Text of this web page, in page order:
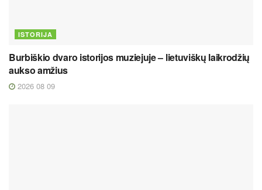
ISTORIJA
Burbiškio dvaro istorijos muziejuje – lietuviškų laikrodžių
aukso amžius
2026 08 09